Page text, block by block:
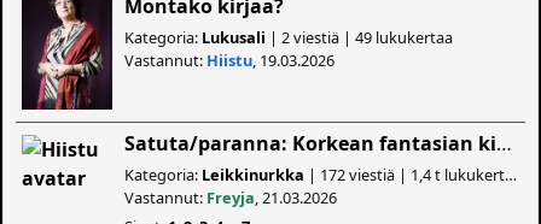
Montako kirjaa?
Kategoria: Lukusali | 2 viestiä | 49 lukukertaa
Vastannut: Hiistu, 19.03.2026
Satuta/paranna: Korkean fantasian kirjasarjat
Kategoria: Leikkinurkka | 172 viestiä | 1,4 t lukukertaa
Vastannut: Freyja, 21.03.2026